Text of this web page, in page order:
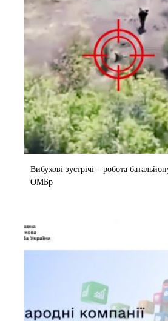
Вибухові зустрічі – робота
ОМБр